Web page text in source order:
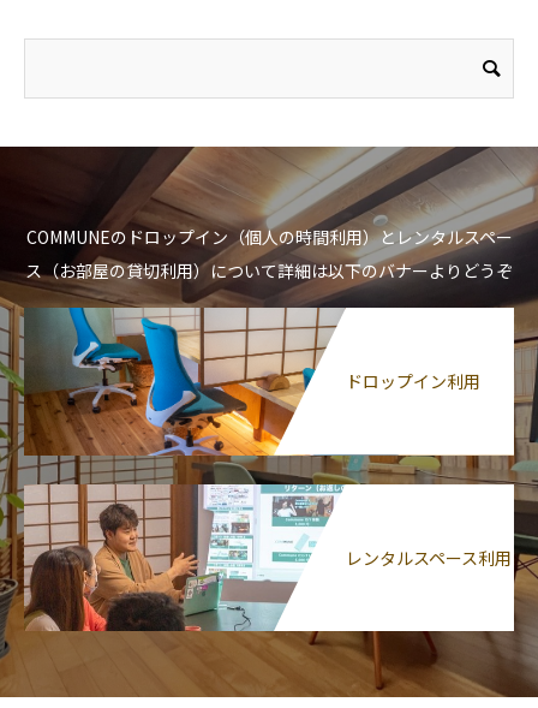
COMMUNEのドロップイン（個人の時間利用）とレンタルスペー
ス（お部屋の貸切利用）について詳細は以下のバナーよりどうぞ
ドロップイン利用
レンタルスペース利用